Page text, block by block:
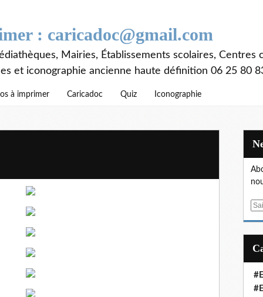
: caricadoc@gmail.com
Mairies, Établissements scolaires, Centres
et iconographie ancienne haute définition 06 25 80
à imprimer Caricadoc Quiz Iconographie
E